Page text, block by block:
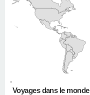
•
Voyages dans le monde